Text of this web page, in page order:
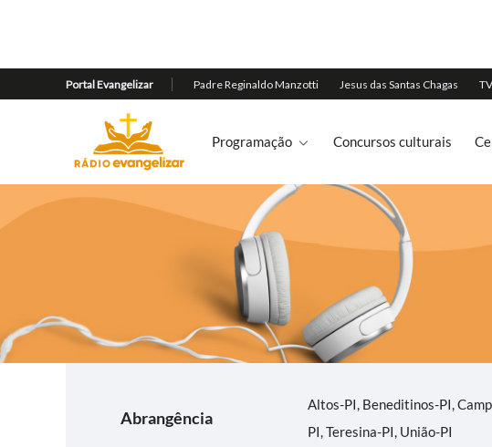
Programação Concursos culturais
Abrangência
Altos-PI, Beneditinos-PI,
PI, Teresina-PI, União-PI